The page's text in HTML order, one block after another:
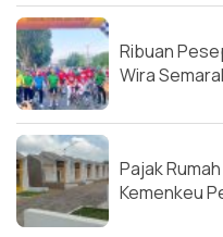
Ribuan
Wira
Pajak
Kemenkeu